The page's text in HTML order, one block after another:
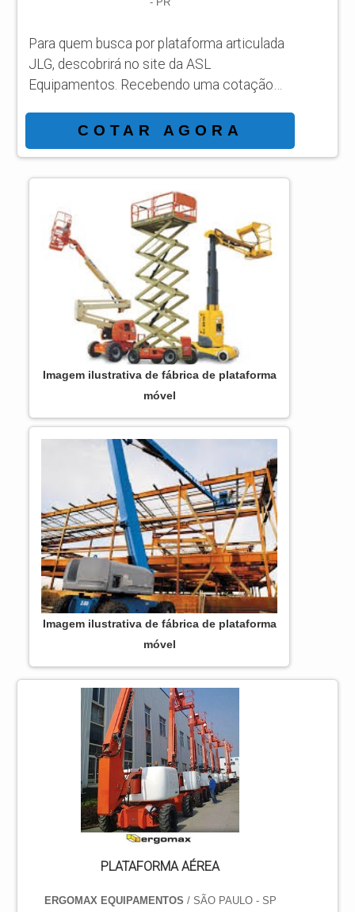
Para quem busca por plataforma articulada
JLG, descobrirá no site da ASL
Equipamentos. Recebendo uma cotação
conhecendo a sofisticação, qualidade e
preço justo em um só lugar. DETALHES
Se alguém quer achar plataforma articulada
JLG em uma empresa responsável, vai até
o site da ASL Equipamentos.
Disponibilizando para os clientes
plataformas elevatórias móveis de trabal...
COTAR AGORA
Imagem ilustrativa de fábrica de plataforma
móvel
Imagem ilustrativa de fábrica de plataforma
móvel
PLATAFORMA AÉREA
ERGOMAX EQUIPAMENTOS / SÃO PAULO - SP